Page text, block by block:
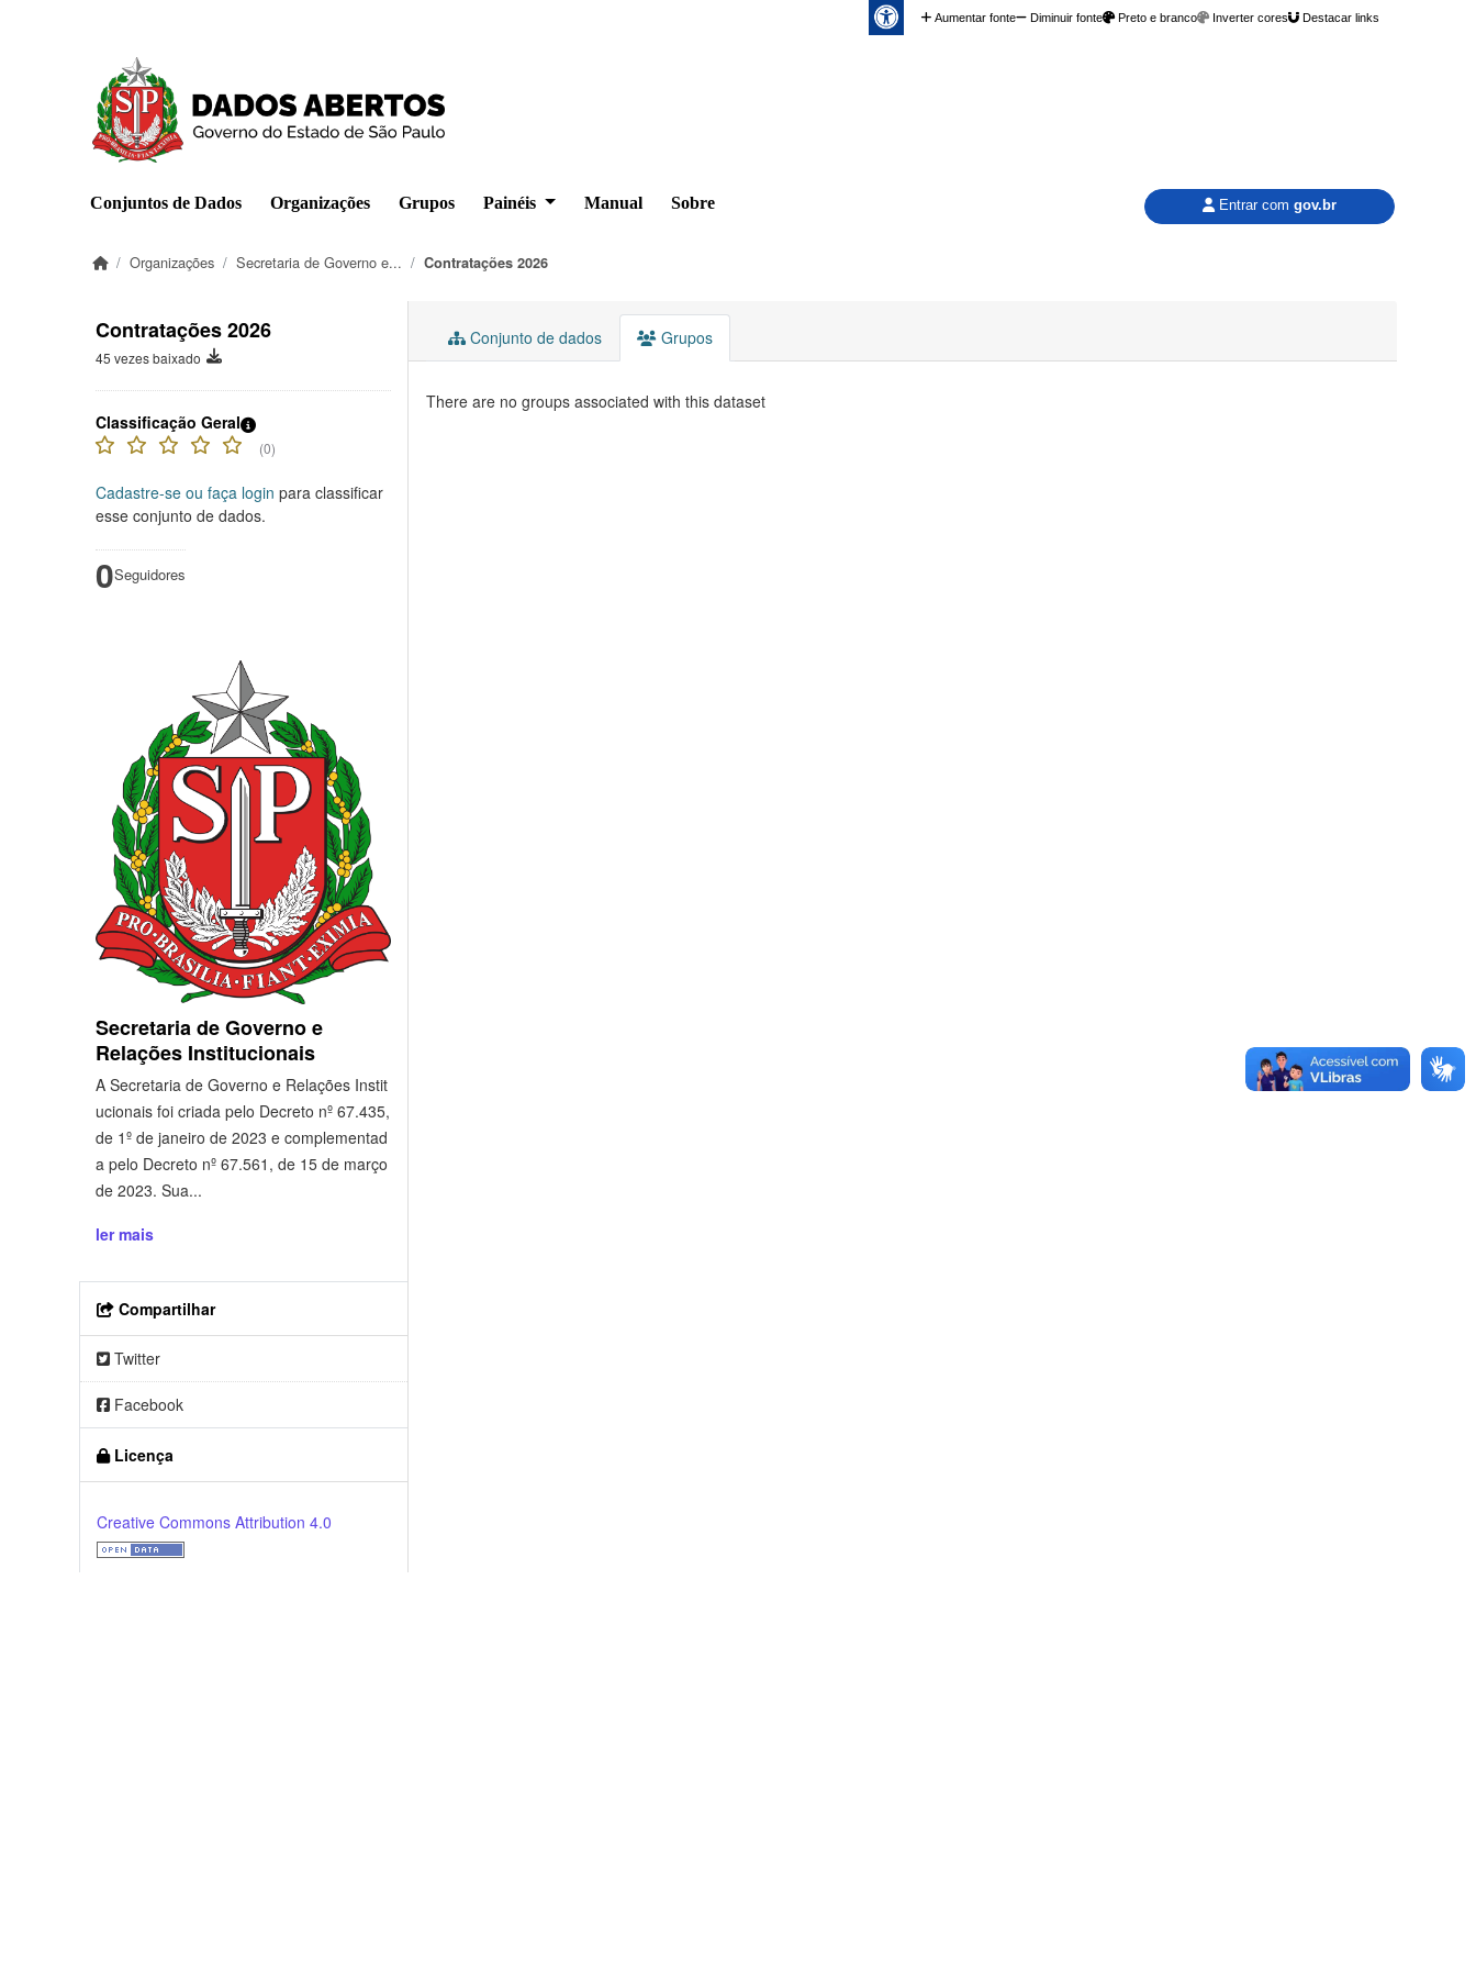
Aumentar fonte Diminuir fonte Preto e branco Inverter cores Destacar links
Conjuntos de Dados Organizações Grupos Painéis Manual Sobre Entrar com gov.br
Organizações Secretaria de Governo e... Contratações 2026
Contratações 2026
45 vezes baixado
Classificação Geral
(0)
Cadastre-se ou faça login para classificar
esse conjunto de dados.
0Seguidores
Secretaria de Governo e
Relações Institucionais
A Secretaria de Governo e Relações Instit
ucionais foi criada pelo Decreto nº 67.435,
de 1º de janeiro de 2023 e complementad
a pelo Decreto nº 67.561, de 15 de março
de 2023. Sua...
ler mais
Compartilhar
Twitter
Facebook
Licença
Creative Commons Attribution 4.0
Conjunto de dados Grupos
There are no groups associated with this dataset